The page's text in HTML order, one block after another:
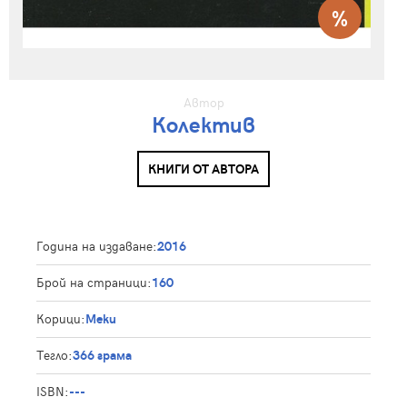
%
Автор
Колектив
КНИГИ ОТ АВТОРА
Година на издаване:2016
Брой на страници:160
Корици:Меки
Тегло:366 грама
ISBN:---